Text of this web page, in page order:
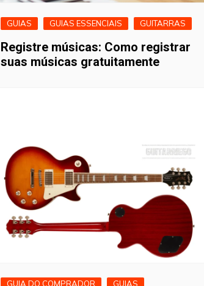
GUIAS GUIAS ESSENCIAIS GUITARRAS
Registre músicas: Como registrar
suas músicas gratuitamente
GUIA DO COMPRADOR
GUIAS